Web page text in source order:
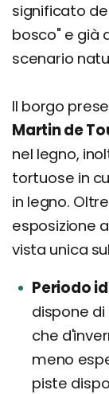
significato
bosco" e già
scenario
Il borgo
Martin de
nel legno,
tortuose in
in legno.
esposizione
vista unica
Periodo
dispone
che
meno
piste